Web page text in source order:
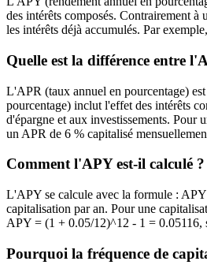
des intérêts composés. Contrairement
les intérêts déjà accumulés. Par
Quelle est la différence entre
L'APR (taux annuel en pourcentage)
pourcentage) inclut l'effet des intérêts
d'épargne et aux investissements. Pour
un APR de 6 % capitalisé
Comment l'APY est-il calculé ?
L'APY se calcule avec la formule :
capitalisation par an. Pour une
APY = (1 + 0.05/12)^12 - 1 = 0.05116,
Pourquoi la fréquence de